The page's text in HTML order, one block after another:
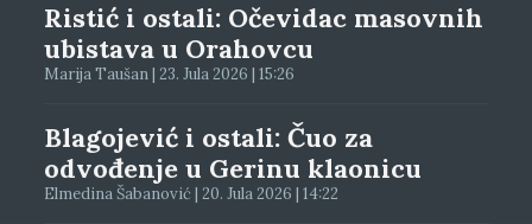
Ristić i ostali: Očevidac masovnih
ubistava u Orahovcu
Marija Taušan | 23. Jula 2026 | 15:26
Blagojević i ostali: Čuo za
odvođenje u Gerinu klaonicu
Elmedina Šabanović | 20. Jula 2026 | 14:22